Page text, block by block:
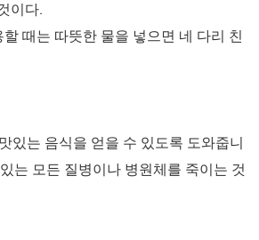
이다.
때는 따뜻한 물을 넣으면 네 다리 친
있는 음식을 얻을 수 있도록 도와줍니
는 모든 질병이나 병원체를 죽이는 것